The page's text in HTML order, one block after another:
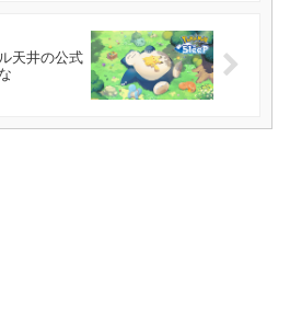
天井の公式